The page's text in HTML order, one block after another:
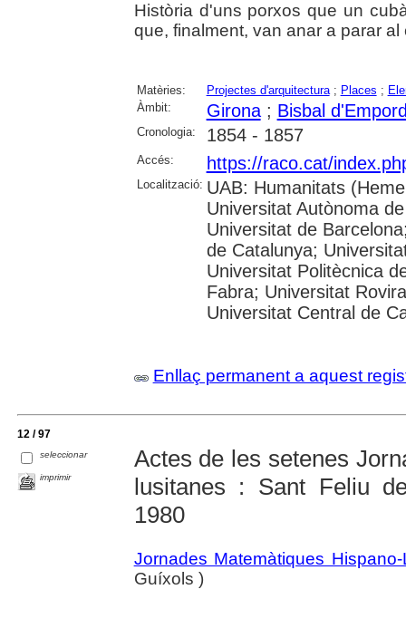
Història d'uns porxos que un
que, finalment, van anar a parar al
Matèries: Projectes d'arquitectura; Places ;
Àmbit:
Girona; Bisbal
Cronologia: 1854 - 1857
Accés: https://raco.cat/
Localització: UAB: Humanitats
Universitat Autònoma
Universitat de
de Catalunya;
Universitat Politècnica
Fabra; Universitat
Universitat Central de
Enllaç permanent a aquest
12 / 97
seleccionar
imprimir
Actes de les setenes
lusitanes : Sant Feliu
1980
Jornades Matemàtiques
Guíxols )